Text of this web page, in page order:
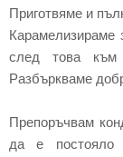
Приготвяме и
Карамелизираме
след това към
Разбъркваме
Препоръчвам
да е постояло